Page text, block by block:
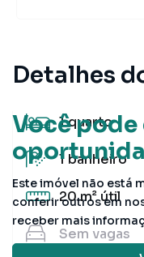
Você
Este imóvel não está
conferir outros em
receber mais
Detalhes
1quarto
1 banheiro
20 m²útil
Sem vagas